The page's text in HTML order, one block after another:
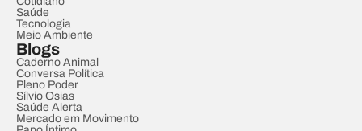
Saúde
Tecnologia
Meio Ambiente
Blogs
Caderno Animal
Conversa Política
Pleno Poder
Sílvio Osias
Saúde Alerta
Mercado em Movimento